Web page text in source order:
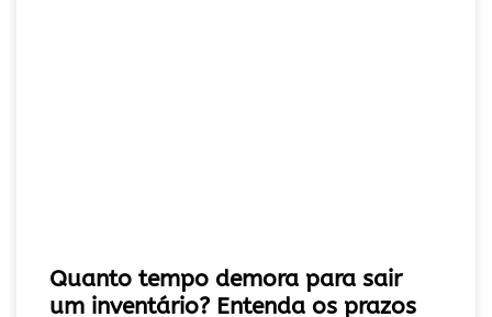
Quanto tempo demora para sair
um inventário? Entenda os prazos